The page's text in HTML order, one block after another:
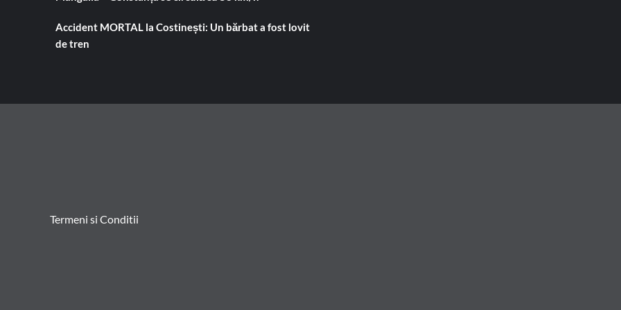
Accident MORTAL la Costinești: Un bărbat a fost lovit
de tren
Termeni si Conditii